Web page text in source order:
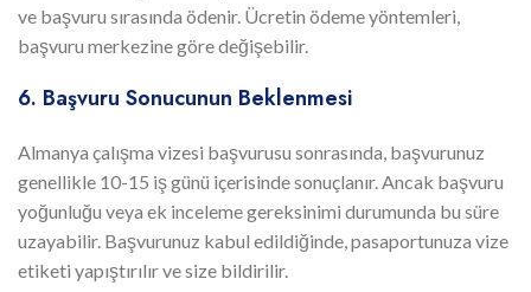
ve başvuru sırasında ödenir. Ücretin ödeme yöntemleri,
başvuru merkezine göre değişebilir.
6. Başvuru Sonucunun Beklenmesi
Almanya çalışma vizesi başvurusu sonrasında, başvurunuz
genellikle 10-15 iş günü içerisinde sonuçlanır. Ancak başvuru
yoğunluğu veya ek inceleme gereksinimi durumunda bu süre
uzayabilir. Başvurunuz kabul edildiğinde, pasaportunuza vize
etiketi yapıştırılır ve size bildirilir.